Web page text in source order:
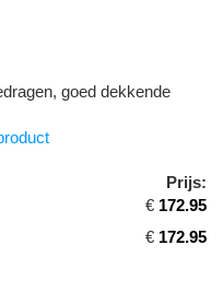
goed dekkende
Prijs:
€ 172.95
€ 172.95